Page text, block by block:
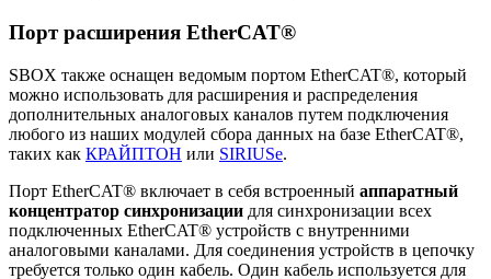
Порт расширения EtherCAT®
SBOX также оснащен ведомым портом EtherCAT®, который
можно использовать для расширения и распределения
дополнительных аналоговых каналов путем подключения
любого из наших модулей сбора данных на базе EtherCAT®,
таких как КРАЙПТОН или SIRIUSe.
Порт EtherCAT® включает в себя встроенный аппаратный
концентратор синхронизации для синхронизации всех
подключенных EtherCAT® устройств с внутренними
аналоговыми каналами. Для соединения устройств в цепочку
требуется только один кабель. Один кабель используется для